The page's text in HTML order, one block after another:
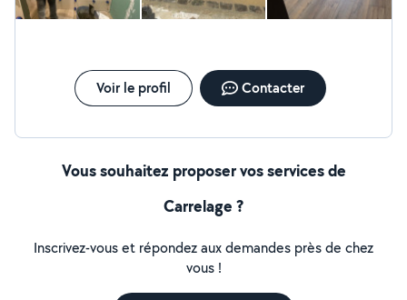
Voir le profil Contacter
Vous souhaitez proposer vos services de
Carrelage ?
Inscrivez-vous et répondez aux demandes près de chez
vous !